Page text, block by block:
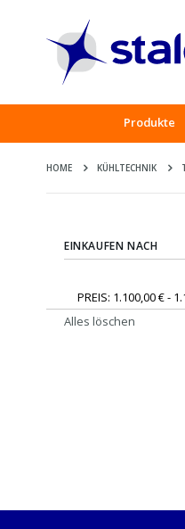
Produkte
HOME KÜHLTECHNIK
EINKAUFEN NACH
PREIS 1.100,00 € -
Alles löschen